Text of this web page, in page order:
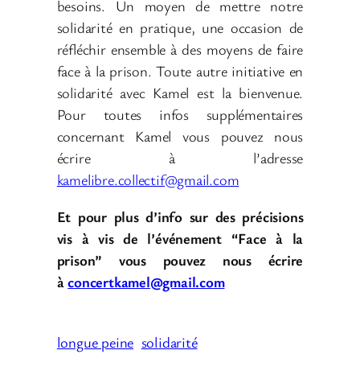
besoins. Un moyen de mettre notre
solidarité en pratique, une occasion de
réfléchir ensemble à des moyens de faire
face à la prison. Toute autre initiative en
solidarité avec Kamel est la bienvenue.
Pour toutes infos supplémentaires
concernant Kamel vous pouvez nous
écrire à l’adresse
kamelibre.collectif@gmail.com
Et pour plus d’info sur des précisions
vis à vis de l’événement “Face à la
prison” vous pouvez nous écrire
àconcertkamel@gmail.com
longue peine solidarité